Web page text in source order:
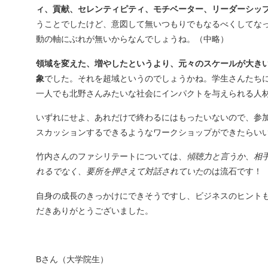
ィ、貢献、セレンティピティ、モチベーター、リーダーシッ
うことでしたけど、意図して無いつもりでもなるべくして
動の軸にぶれが無いからなんでしょうね。（中略）
領域を変えた、増やしたというより、元々のスケールが大き
象でした。それを超域というのでしょうかね。学生さんたち
一人でも北野さんみたいな社会にインパクトを与えられる人
いずれにせよ、あれだけで終わるにはもったいないので、参
スカッションするできるようなワークショップができたらい
竹内さんのファシリテートについては、 傾聴力と言うか、相
れるでなく、要所を押さえて対話されていたのは流石です！
自身の成長のきっかけにできそうですし、ビジネスのヒン
だきありがとうございました。
Bさん（大学院生）